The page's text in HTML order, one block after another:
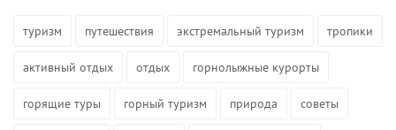
туризм путешествия экстремальный туризм тропики
активный отдых отдых горнолыжные курорты
горящие туры горный туризм природа советы